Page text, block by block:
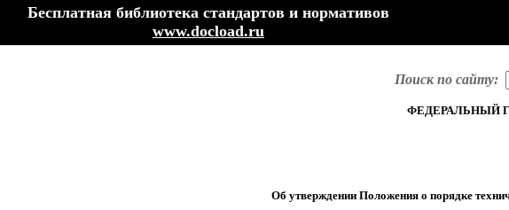
Бесплатная библиотека стандартов и нормативов
www.docload.ru
Поиск по сайту:
ФЕДЕРАЛЬНЫЙ
Об утверждении Положения о порядке